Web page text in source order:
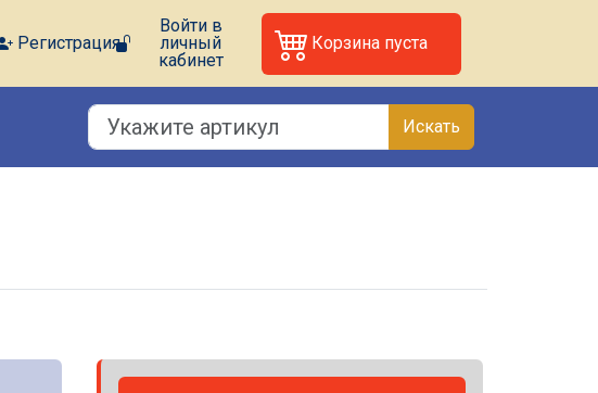
Регистрация
Войти в
личный
кабинет
Корзина пуста
Искать